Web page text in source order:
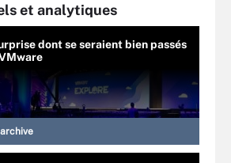
et analytiques
dont se seraient bien passés